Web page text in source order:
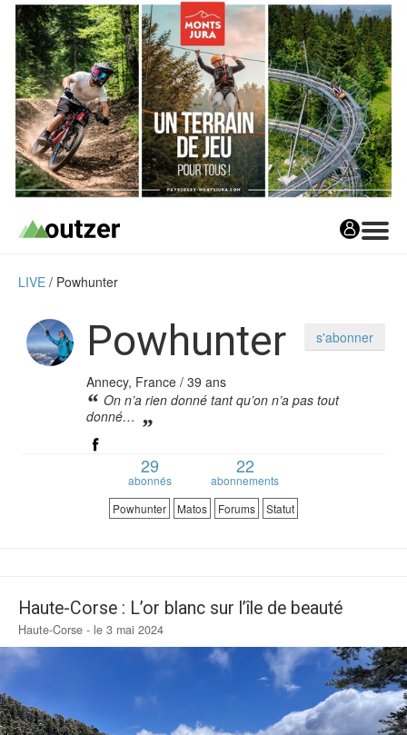
Les avis matos
Tests Privés
Tests Privés
Les Tests Privés
Verdict des testeurs
LIVE Powhunter
Powhunter s'abonner
Annecy, France / 39 ans
On n’a rien donné tant qu’on n’a pas tout
donné…
29
abonnés
22
abonnements
Powhunter
Matos Forums Statut
Haute-Corse : L’or blanc sur l’île de beauté
Haute-Corse - le 3 mai 2024